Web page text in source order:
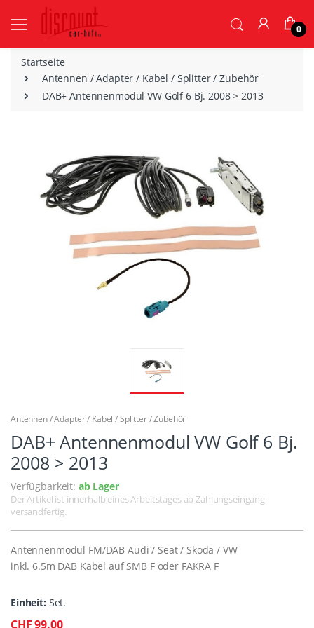
0
Startseite
Antennen / Adapter / Kabel / Splitter / Zubehör
DAB+ Antennenmodul VW Golf 6 Bj. 2008 > 2013
Antennen / Adapter / Kabel / Splitter / Zubehör
DAB+ Antennenmodul VW Golf 6 Bj.
2008 > 2013
Verfügbarkeit: ab Lager
Der Artikel ist innerhalb eines Arbeitstages ab Zahlungseingang
versandfertig.
Antennenmodul FM/DAB Audi / Seat / Skoda / VW
inkl. 6.5m DAB Kabel auf SMB F oder FAKRA F
Einheit: Set.
CHF 99.00